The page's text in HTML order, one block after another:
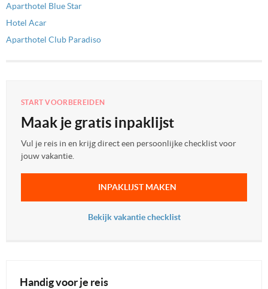
Aparthotel Blue Star
Hotel Acar
Aparthotel Club Paradiso
START VOORBEREIDEN
Maak je gratis inpaklijst
Vul je reis in en krijg direct een persoonlijke checklist voor
jouw vakantie.
INPAKLIJST MAKEN
Bekijk vakantie checklist
Handig voor je reis